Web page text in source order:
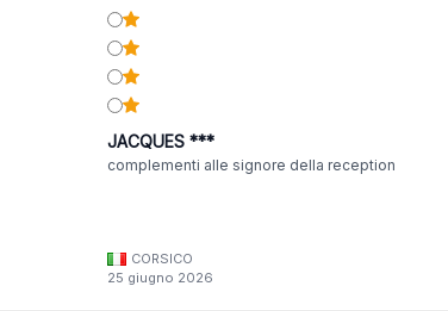
JACQUES ***
complementi alle signore della reception
CORSICO
25 giugno 2026